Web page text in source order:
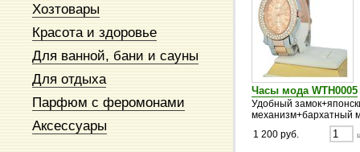
Хозтовары
Красота и здоровье
Для ванной, бани и сауны
Для отдыха
Парфюм с феромонами
Аксессуары
Часы мода WTH0005
Удобный
механизм+бархатный
1 200 руб.